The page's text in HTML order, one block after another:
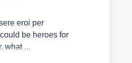
eroi per
be heroes for
what ...